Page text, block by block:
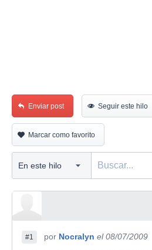
Enviar post Seguir este hilo
Marcar como favorito
#1 por Nocralyn el 08/07/2009